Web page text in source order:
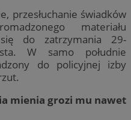
przesłuchanie świadków
materiału
się do zatrzymania 29-
W samo południe
do policyjnej izby
mienia grozi mu nawet